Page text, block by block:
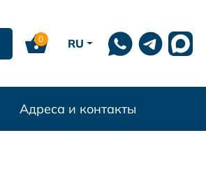
0 RU
Адреса и контакты